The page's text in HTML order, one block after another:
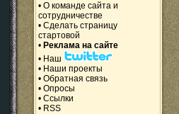
• О команде сайта и
сотрудничестве
• Сделать страницу
стартовой
• Реклама на сайте
• Наш
• Наши проекты
• Обратная связь
• Опросы
• Ссылки
• RSS